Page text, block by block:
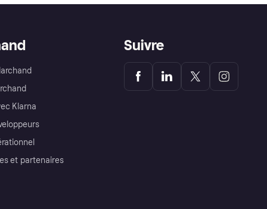
Klarna
et partenaires
Suivre